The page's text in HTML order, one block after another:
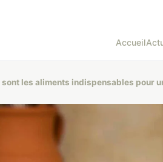
Accueil
sont les aliments indispensables pour